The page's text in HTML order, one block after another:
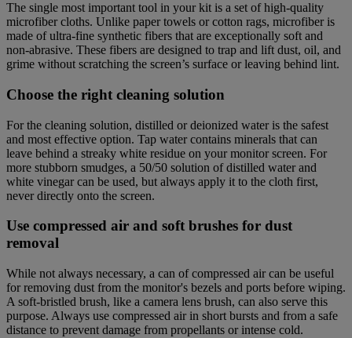
The single most important tool in your kit is a set of high-quality
microfiber cloths. Unlike paper towels or cotton rags, microfiber is
made of ultra-fine synthetic fibers that are exceptionally soft and
non-abrasive. These fibers are designed to trap and lift dust, oil, and
grime without scratching the screen’s surface or leaving behind lint.
Choose the right cleaning solution
For the cleaning solution, distilled or deionized water is the safest
and most effective option. Tap water contains minerals that can
leave behind a streaky white residue on your monitor screen. For
more stubborn smudges, a 50/50 solution of distilled water and
white vinegar can be used, but always apply it to the cloth first,
never directly onto the screen.
Use compressed air and soft brushes for dust
removal
While not always necessary, a can of compressed air can be useful
for removing dust from the monitor's bezels and ports before wiping.
A soft-bristled brush, like a camera lens brush, can also serve this
purpose. Always use compressed air in short bursts and from a safe
distance to prevent damage from propellants or intense cold.